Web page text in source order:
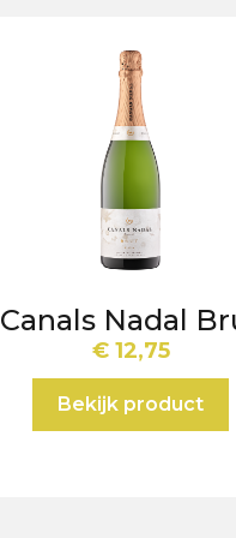
Canals Nadal
€12,75
Bekijk product